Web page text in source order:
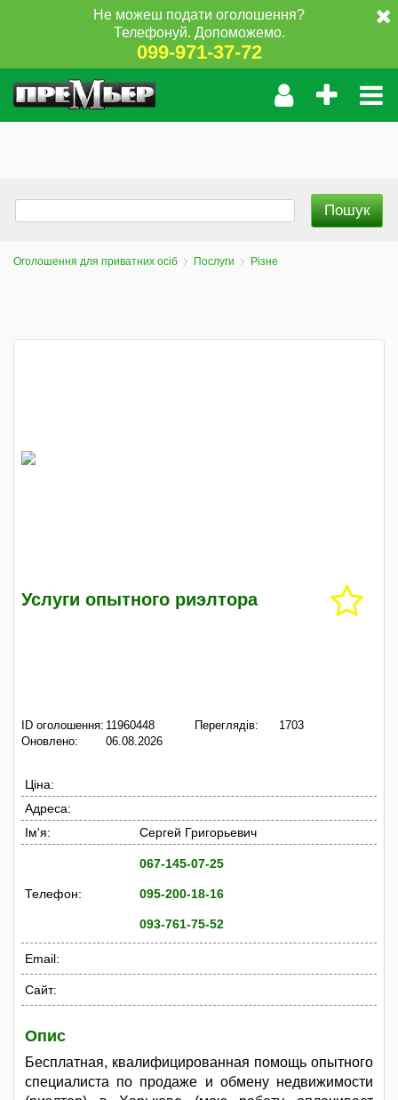
Не можеш подати оголошення?
Телефонуй. Допоможемо.
099-971-37-72
Оголошення для приватних осіб Послуги Різне
Услуги опытного риэлтора
ID оголошення: 11960448
Оновлено:
06.08.2026
Переглядів: 1703
Ціна:
Адреса:
Ім'я:
Сергей Григорьевич
Телефон:
067-145-07-25
095-200-18-16
093-761-75-52
Email:
Сайт:
Опис
Бесплатная, квалифицированная помощь опытного
специалиста по продаже и обмену недвижимости